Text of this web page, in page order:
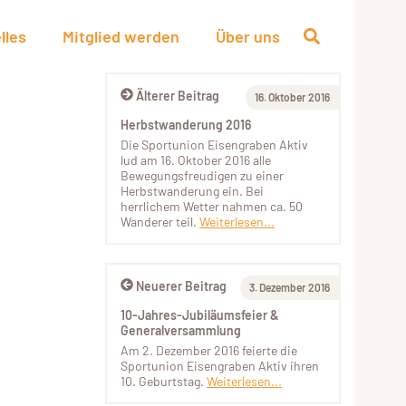
Mitglied werden Über uns
Älterer Beitrag 16. Oktober 2016
Herbstwanderung 2016
Die Sportunion Eisengraben Aktiv
lud am 16. Oktober 2016 alle
Bewegungsfreudigen zu einer
Herbstwanderung ein. Bei
herrlichem Wetter nahmen ca. 50
Wanderer teil. Weiterlesen...
Neuerer Beitrag 3. Dezember 2016
10-Jahres-Jubiläumsfeier &
Generalversammlung
Am 2. Dezember 2016 feierte die
Sportunion Eisengraben Aktiv ihren
10. Geburtstag. Weiterlesen...